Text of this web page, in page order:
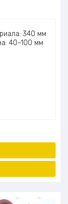
340 мм
40–100 мм